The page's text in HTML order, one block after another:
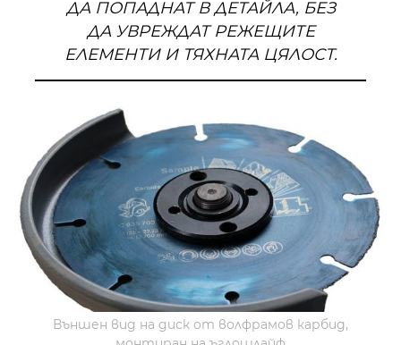
ДА ПОПАДНАТ В ДЕТАЙЛА, БЕЗ
ДА УВРЕЖДАТ РЕЖЕЩИТЕ
ЕЛЕМЕНТИ И ТЯХНАТА ЦЯЛОСТ.
Външен вид на диск от волфрамов карбид,